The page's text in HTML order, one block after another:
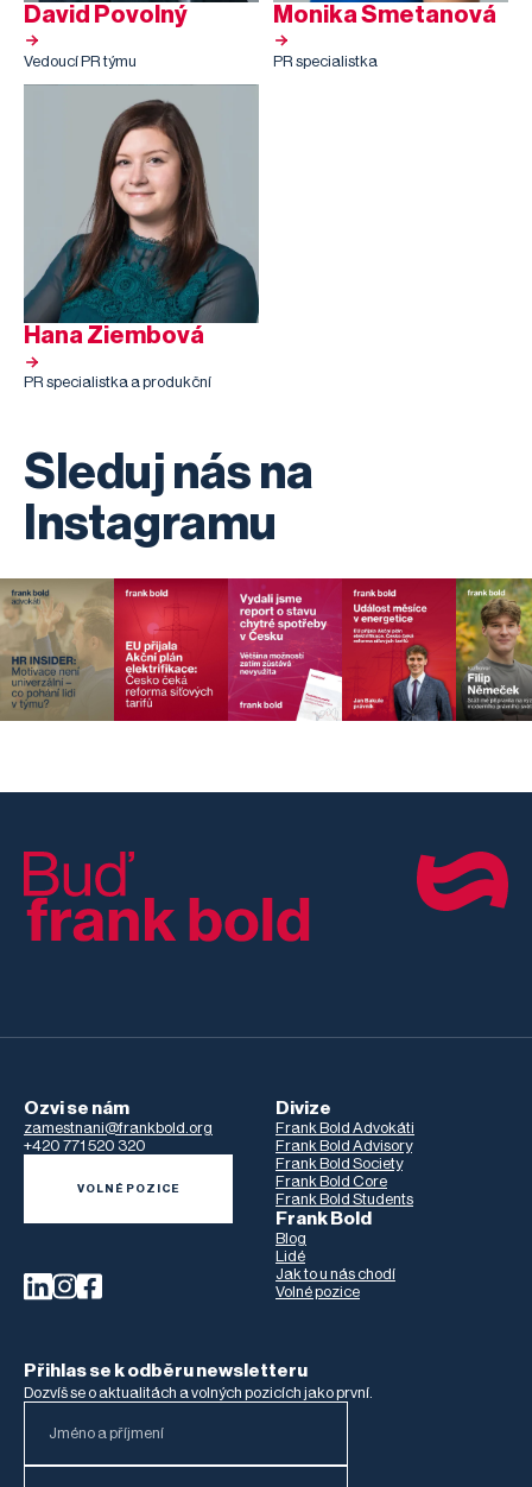
David Povolný
Vedoucí PR týmu
Monika Smetanová
PR specialistka
Hana Ziembová
PR specialistka a produkční
Sleduj nás na
Instagramu
Ozvi se nám
zamestnani@frankbold.org
+420 771 520 320
VOLNÉ POZICE
Divize
Frank Bold Advokáti
Frank Bold Advisory
Frank Bold Society
Frank Bold Core
Frank Bold Students
Frank Bold
Blog
Lidé
Jak to u nás chodí
Volné pozice
Přihlas se k odběru newsletteru
Dozvíš se o aktualitách a volných pozicích jako první.